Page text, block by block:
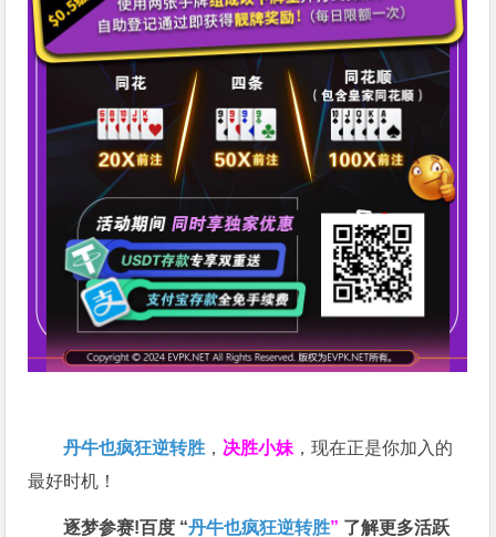
丹牛也疯狂逆转胜 ， 决胜小妹 ，现在正是你加入的
最好时机！
逐梦参赛!百度 “丹牛也疯狂逆转胜” 了解更多活跃